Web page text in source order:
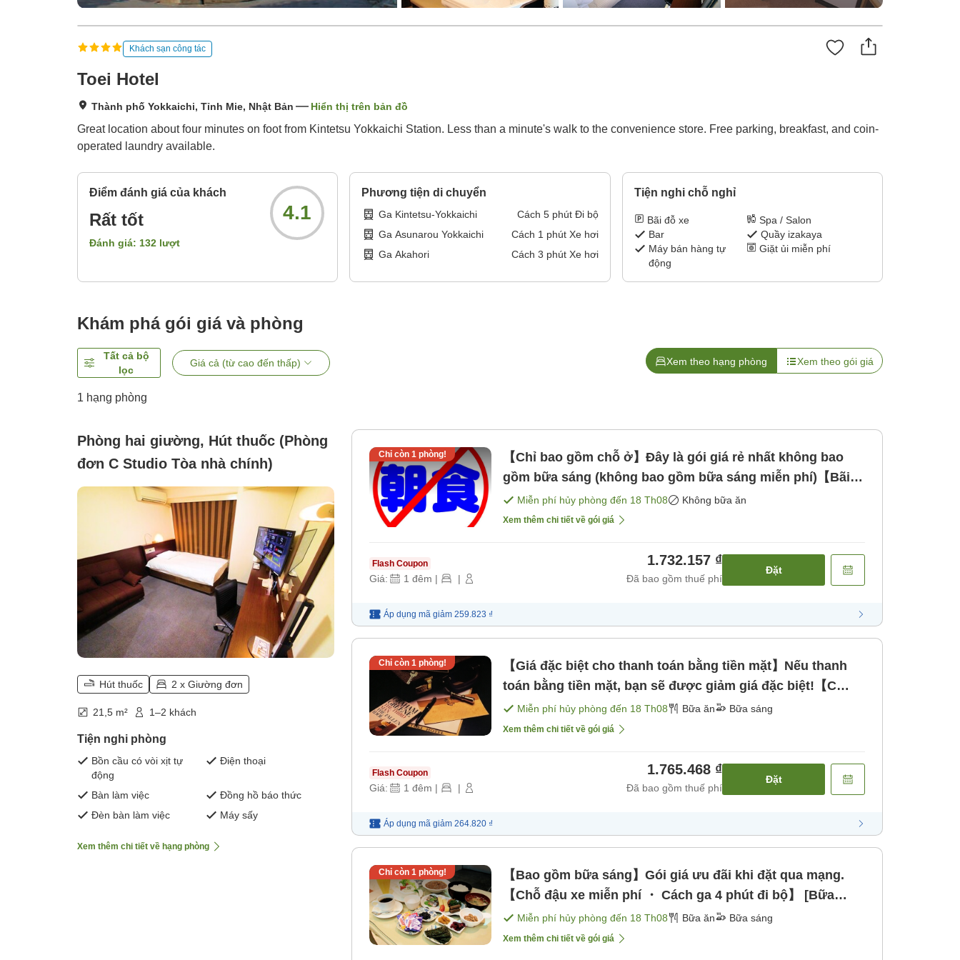
Khách sạn công tác
Toei Hotel
Thành phố Yokkaichi, Tỉnh Mie, Nhật Bản Hiển thị trên bản đồ
Great location about four minutes on foot from Kintetsu Yokkaichi Station. Less than a minute's walk to the convenience store. Free parking, breakfast, and coin-
operated laundry available.
Điểm đánh giá của khách
Rất tốt
Đánh giá: 132 lượt
4.1
Phương tiện di chuyển
Ga Kintetsu-Yokkaichi Cách 5phút Đi bộ
Ga Asunarou Yokkaichi
Cách 1 phút Xe hơi
Ga Akahori
Cách 3 phút Xe hơi
Tiện nghi chỗ nghỉ
Bãi đỗ xe
Spa / Salon
Bar
Quầy izakaya
Máy bán hàng tự
động
Giặt ủi miễn phí
Khám phá gói giá và phòng
Tất cả bộ
lọc
Giá cả (từ cao đến thấp) Xem theo hạng phòng Xem theo gói giá
1 hạng phòng
Phòng hai giường, Hút thuốc (Phòng
đơn C Studio Tòa nhà chính)
Hút thuốc 2 x Giường đơn
21,5 m² 1–2 khách
Tiện nghi phòng
Bồn cầu có vòi xịt tự
động
Điện thoại
Bàn làm việc
Đồng hồ báo thức
Đèn bàn làm việc
Máy sấy
Xem thêm chi tiết về hạng phòng
Chỉ còn 1phòng!
【Chỉ bao gồm chỗ ở】Đây là gói giá rẻ nhất không bao
gồm bữa sáng (không bao gồm bữa sáng miễn phí)【Bãi
đỗ [Không bao gồm bữa ăn]
Miễn phí hủy phòng đến 18 Th08 Không bữa ăn
Xem thêm chi tiết về gói giá
Flash Coupon
Giá: 1 đêm | |
1.732.157 ₫
Đã bao gồm thuế phí
Đặt
Áp dụng mã giảm 259.823 ₫
Chỉ còn 1phòng!
【Giá đặc biệt cho thanh toán bằng tiền mặt】Nếu thanh
toán bằng tiền mặt, bạn sẽ được giảm giá đặc biệt!【C
[Bữa sáng]
Miễn phí hủy phòng đến 18 Th08 Bữa ăn Bữa sáng
Xem thêm chi tiết về gói giá
Flash Coupon
Giá: 1 đêm | |
1.765.468 ₫
Đã bao gồm thuế phí
Đặt
Áp dụng mã giảm 264.820 ₫
Chỉ còn 1phòng!
【Bao gồm bữa sáng】Gói giá ưu đãi khi đặt qua mạng.
【Chỗ đậu xe miễn phí ・ Cách ga 4 phút đi bộ】 [Bữa
sáng]
Miễn phí hủy phòng đến 18 Th08 Bữa ăn Bữa sáng
Xem thêm chi tiết về gói giá